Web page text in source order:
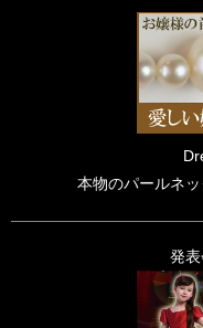
本物のパールネ
発